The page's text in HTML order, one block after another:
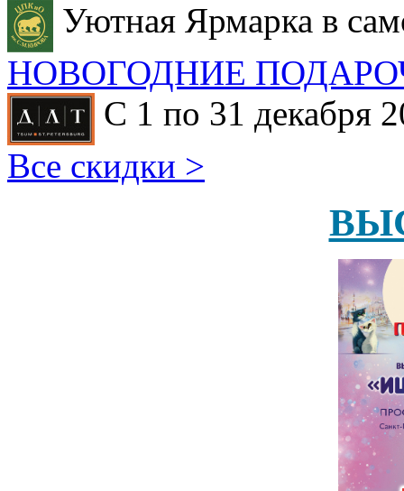
Уютная Ярмарка в
НОВОГОДНИЕ
С 1 по 31 декабря
Все скидки >